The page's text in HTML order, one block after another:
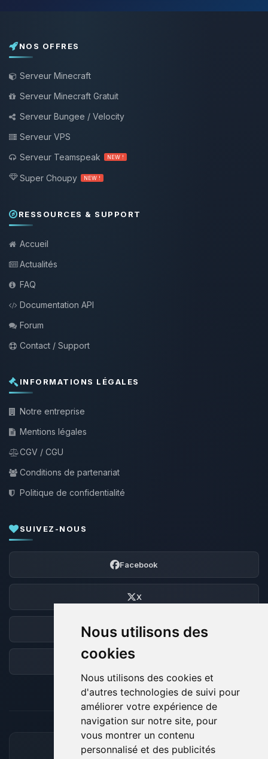
Nous utilisons des
cookies
Nous utilisons des cookies et
d'autres technologies de suivi pour
améliorer votre expérience de
navigation sur notre site, pour
vous montrer un contenu
personnalisé et des publicités
NOS OFFRES
Serveur Minecraft
Serveur Minecraft Gratuit
Serveur Bungee / Velocity
Serveur VPS
Serveur Teamspeak
NEW !
Super Choupy NEW !
RESSOURCES & SUPPORT
Accueil
Actualités
FAQ
Documentation API
Forum
Contact / Support
INFORMATIONS LÉGALES
Notre entreprise
Mentions légales
CGV / CGU
Conditions de partenariat
Politique de confidentialité
SUIVEZ-NOUS
Facebook
X
Discord
Forum
MOYENS DE PAIEMENT ACCEPTÉS